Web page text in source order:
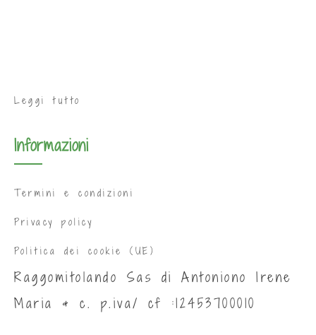
Leggi tutto
Informazioni
Termini e condizioni
Privacy policy
Politica dei cookie (UE)
Raggomitolando Sas di Antoniono Irene
Maria & c. p.iva/ cf :12453700010